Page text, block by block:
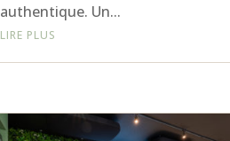
authentique. Un...
LIRE PLUS